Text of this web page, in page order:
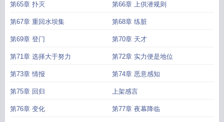
第65章 扑灭 第66章 上供潜规则
第67章 重回水坝集 第68章 练脏
第69章 登门 第70章 天才
第71章 选择大于努力 第72章 实力便是地位
第73章 情报 第74章 恶意感知
第75章 回归 上架感言
第76章 变化 第77章 夜幕降临